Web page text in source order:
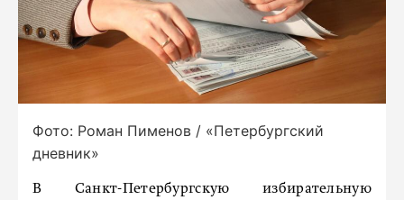
Фото: Роман Пименов / «Петербургский
дневник»
В Санкт-Петербургскую избирательную